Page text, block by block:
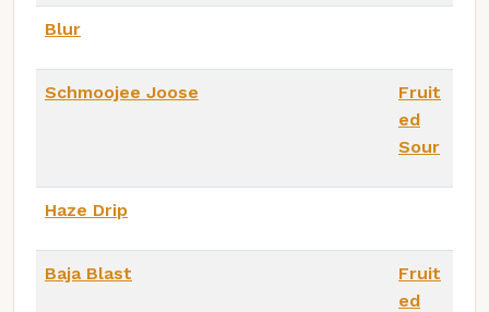
Blur
Schmoojee Joose
Fruit
ed
Sour
Haze Drip
Baja Blast
Fruit
ed